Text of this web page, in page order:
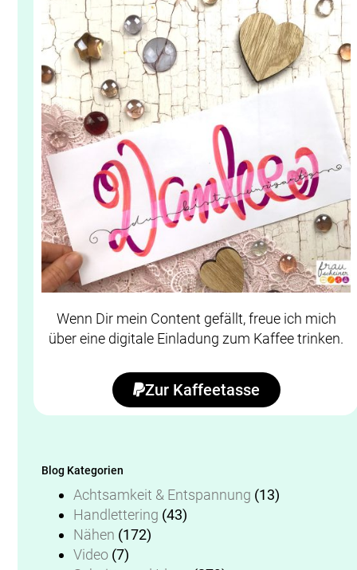
Wenn Dir mein Content gefällt, freue ich mich
über eine digitale Einladung zum Kaffee trinken.
Zur Kaffeetasse
Blog Kategorien
Achtsamkeit & Entspannung (13)
Handlettering (43)
Nähen (172)
Video (7)